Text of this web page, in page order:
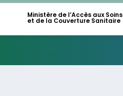
Ministère de l’Accès aux Soins
et de la Couverture Sanitaire